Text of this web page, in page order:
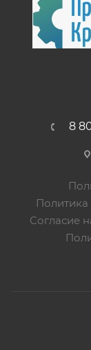
8
Согласие